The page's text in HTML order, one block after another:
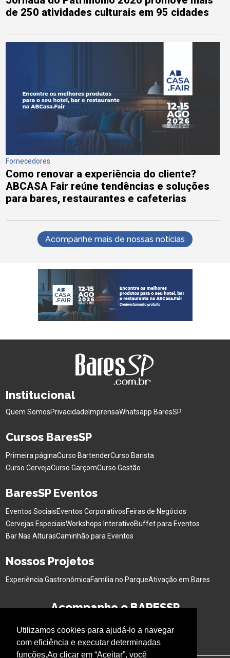
Utilizamos cookies para ajudá-lo a navegar
com eficiência e executar determinadas
funções.Ao clicar em “Aceitar”, você
de 250 atividades culturais em 95 cidades
Fornecedores
Como renovar a experiência do cliente?
ABCASA Fair reúne tendências e soluções
para bares, restaurantes e cafeterias
Acompanhe mais de nossas notícias
Institucional
Quem SomosPrivacidade ImprensaWhatsapp BaresSP
Cursos BaresSP
Primeira páginaCurso BartenderCurso Barista
Curso CervejaCurso GarçomCurso Gestão
BaresSP Eventos
Eventos SociaisEventos CorporativosFeiras de Negócios
Cervejas EspeciaisWorkshops InterativoBuffet para Eventos
Bar Nas AlturasCaminhão para Eventos
Nossos Projetos
Experiência GastronômicaFamília no ParqueAtivação em Bares
Acompanhe o BARESSP